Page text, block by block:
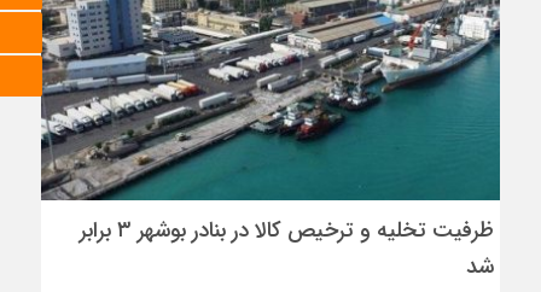
ظرفیت تخلیه و ترخیص کالا در بنادر بوشهر ۳ برابر
شد